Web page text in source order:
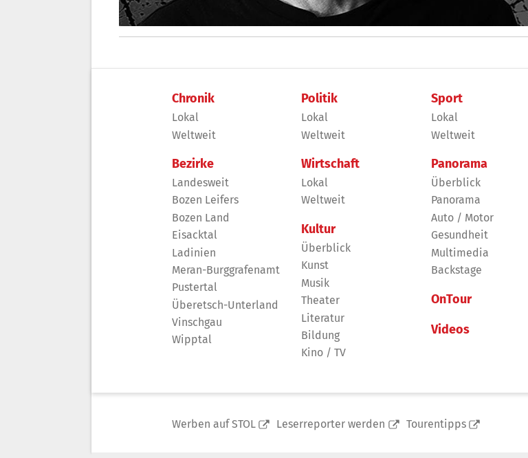
Chronik
Lokal
Weltweit
Bezirke
Landesweit
Bozen Leifers
Bozen Land
Eisacktal
Ladinien
Meran-Burggrafenamt
Pustertal
Überetsch-Unterland
Vinschgau
Wipptal
Politik
Lokal
Weltweit
Wirtschaft
Lokal
Weltweit
Kultur
Überblick
Kunst
Musik
Theater
Literatur
Bildung
Kino / TV
Sport
Lokal
Weltweit
Panorama
Überblick
Panorama
Auto / Motor
Gesundheit
Multimedia
Backstage
OnTour
Videos
Werben auf STOL Leserreporter werden Tourentipps